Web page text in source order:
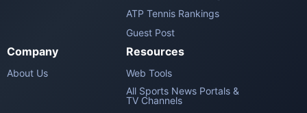
ATP Tennis Rankings
Guest Post
Company
About Us
Resources
Web Tools
All Sports News Portals &
TV Channels